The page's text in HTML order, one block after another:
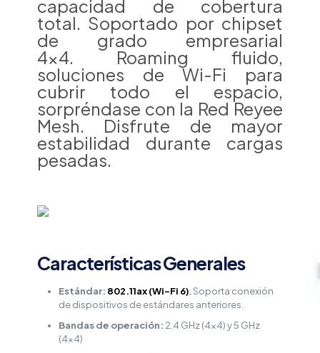
capacidad de cobertura
total. Soportado por chipset
de grado empresarial
4×4. Roaming fluido,
soluciones de Wi-Fi para
cubrir todo el espacio,
sorpréndase con la Red Reyee
Mesh. Disfrute de mayor
estabilidad durante cargas
pesadas.
Características Generales
Estándar: 802.11ax (Wi-Fi 6) Soporta conexión
de dispositivos de estándares anteriores.
Bandas de operación: 2.4 GHz (4×4) y 5 GHz
(4×4)